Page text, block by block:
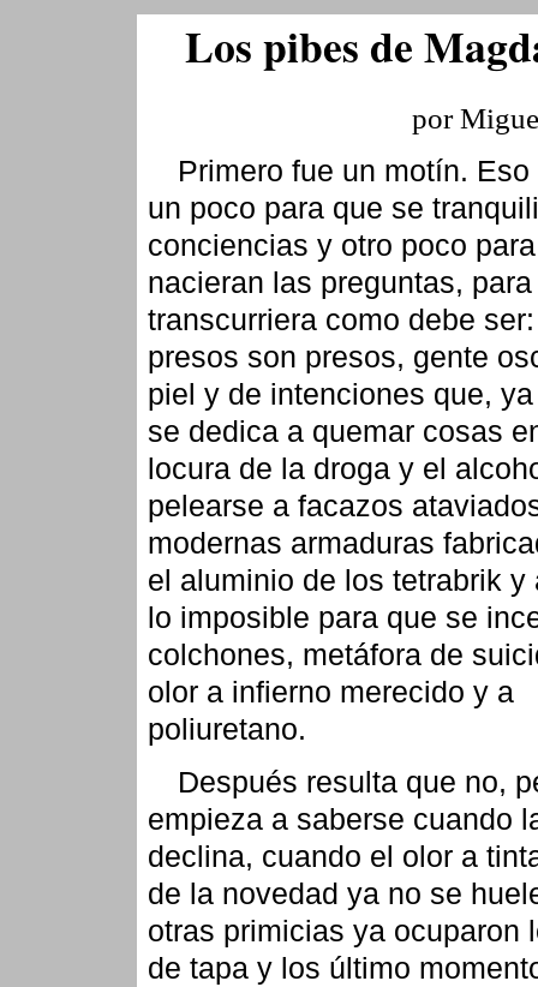
Los pibes de
por
Primero fue un motín.
un poco para que se
conciencias y otro poco
nacieran las preguntas,
transcurriera como debe
presos son presos, gente
piel y de intenciones que,
se dedica a quemar cosas
locura de la droga y el
pelearse a facazos
modernas armaduras
el aluminio de los tetrabrik y
lo imposible para que se
colchones, metáfora de
olor a infierno merecido y a
poliuretano.
Después resulta que no,
empieza a saberse cuando
declina, cuando el olor a
de la novedad ya no se
otras primicias ya ocuparon
de tapa y los último